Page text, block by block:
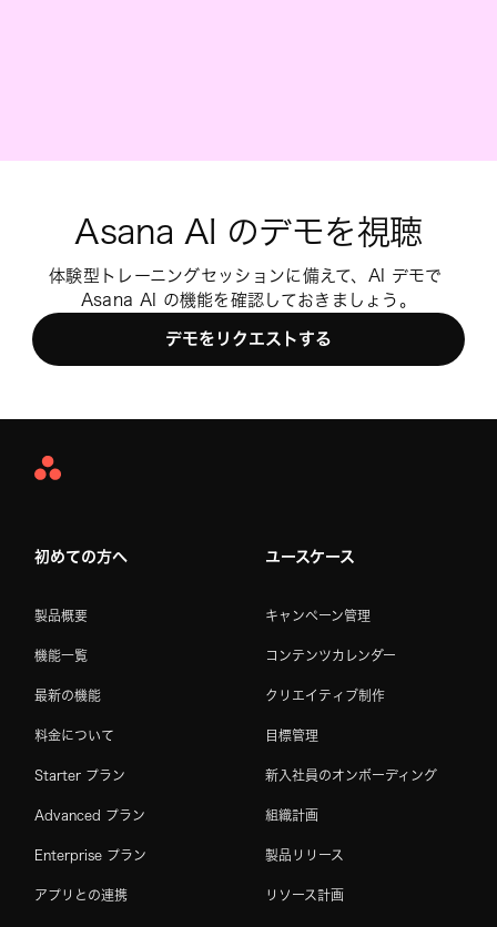
Asana AI のデモを視聴
体験型トレーニングセッションに備えて、AI デモで
Asana AI の機能を確認しておきましょう。
デモをリクエストする
Asana
初めての方へ
製品概要
機能一覧
最新の機能
料金について
Starter プラン
Advanced プラン
Enterprise プラン
アプリとの連携
ユースケース
キャンペーン管理
コンテンツカレンダー
クリエイティブ制作
目標管理
新入社員のオンボーディング
組織計画
製品リリース
リソース計画